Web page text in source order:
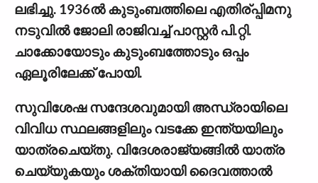
ലഭിച്ചു. 1936ല്‍ കുടുംബത്തിലെ എതിര്പ്പിമനു
നടുവില്‍ ജോലി രാജിവച്ച് പാസ്റ്റര്‍ പി.റ്റി.
ചാക്കോയോടും കുടുംബത്തോടും ഒപ്പം
ഏലൂരിലേക്ക് പോയി.
സുവിശേഷ സന്ദേശവുമായി അന്ധ്രായിലെ
വിവിധ സ്ഥലങ്ങളിലും വടക്കേ ഇന്ത്യയിലും
യാത്രചെയ്തു. വിദേശരാജ്യങ്ങില്‍ യാത്ര
ചെയ്യുകയും ശക്തിയായി ദൈവത്താല്‍